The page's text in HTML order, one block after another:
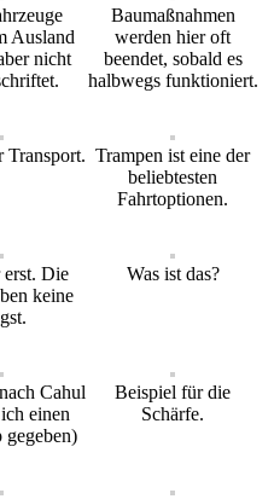
Ausland
nicht
Baumaßnahmen
werden hier oft
beendet, sobald es
halbwegs funktioniert.
Transport. Trampen ist eine der
beliebtesten
Fahrtoptionen.
Die
keine
Was ist das?
Cahul
einen
gegeben)
Beispiel für die
Schärfe.